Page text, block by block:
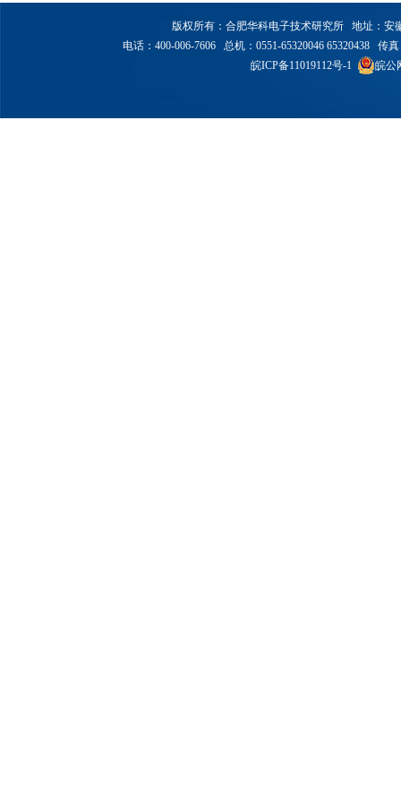
版权所有：合肥华科电子技术研究所 地址：安
电话：400-006-7606 总机：0551-65320046 65320438 传
皖ICP备11019112号-1
皖公